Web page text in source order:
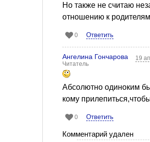
Но также не считаю
отношению к
0 Ответить
Ангелина Гончарова
Читатель
19
Абсолютно одиноким
кому
0 Ответить
Комментарий удален